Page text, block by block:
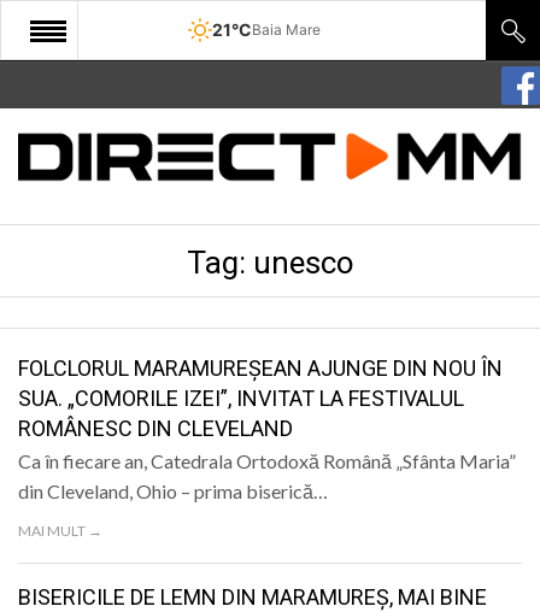
21°CBaia Mare
START
COMUNITATE
SANATATE
SPORT
SPECIAL
Tag: unesco
FOLCLORUL MARAMUREȘEAN AJUNGE DIN NOU ÎN
SUA. „COMORILE IZEI”, INVITAT LA FESTIVALUL
ROMÂNESC DIN CLEVELAND
Ca în fiecare an, Catedrala Ortodoxă Română „Sfânta Maria”
din Cleveland, Ohio – prima biserică…
MAI MULT →
BISERICILE DE LEMN DIN MARAMUREȘ, MAI BINE